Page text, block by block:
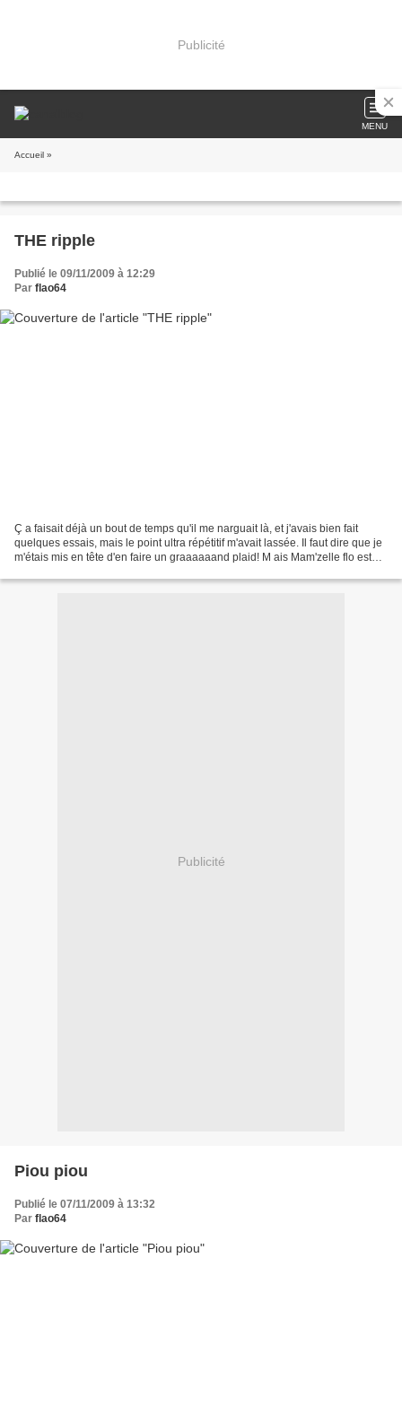
Publicité
MENU
Accueil »
THE ripple
Publié le 09/11/2009 à 12:29
Par flao64
Ç a faisait déjà un bout de temps qu'il me narguait là, et j'avais bien fait
quelques essais, mais le point ultra répétitif m'avait lassée. Il faut dire que je
m'étais mis en tête d'en faire un graaaaaand plaid! M ais Mam'zelle flo est
Publicité
Piou piou
Publié le 07/11/2009 à 13:32
Par flao64